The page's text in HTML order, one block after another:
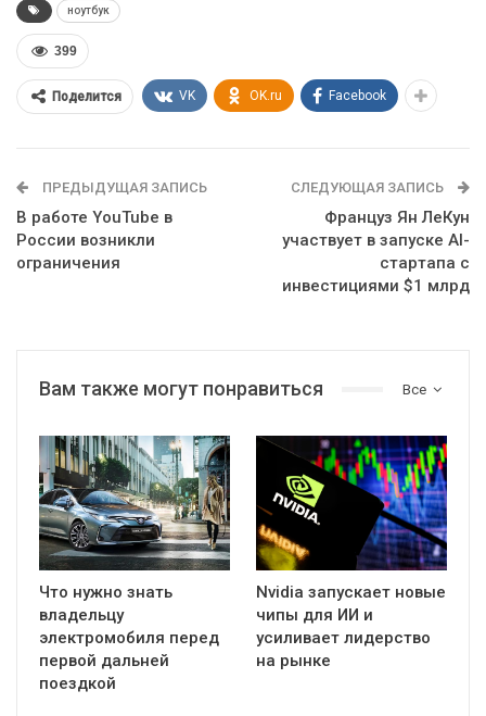
ноутбук
399
Поделится VK OK.ru Facebook
ПРЕДЫДУЩАЯ ЗАПИСЬ
В работе YouTube в
России возникли
ограничения
СЛЕДУЮЩАЯ ЗАПИСЬ
Француз Ян ЛеКун
участвует в запуске AI-
стартапа с
инвестициями $1 млрд
Все
Вам также могут понравиться
Что нужно знать
владельцу
электромобиля перед
первой дальней
поездкой
Nvidia запускает новые
чипы для ИИ и
усиливает лидерство
на рынке